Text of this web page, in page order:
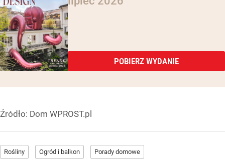
POBIERZ WYDANIE
Źródło: Dom WPROST.pl
Rośliny Ogród i balkon Porady domowe